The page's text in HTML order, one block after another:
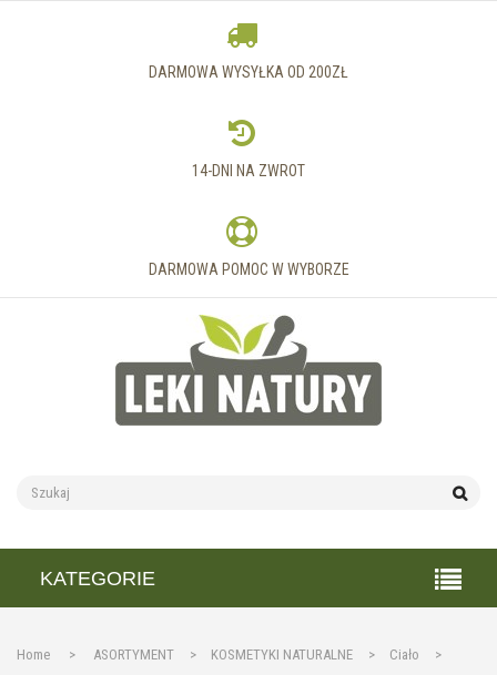
DARMOWA WYSYŁKA OD 200ZŁ
14-DNI NA ZWROT
DARMOWA POMOC W WYBORZE
KATEGORIE
Home > ASORTYMENT > KOSMETYKI NATURALNE > Ciało
>